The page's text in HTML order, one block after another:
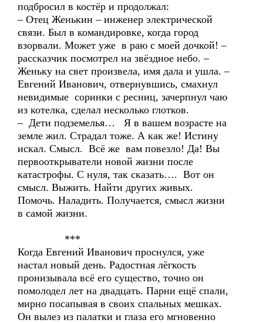
подбросил в костёр и продолжал:
– Отец Женькин – инженер электрической
связи. Был в командировке, когда город
взорвали. Может уже в раю с моей дочкой! –
рассказчик посмотрел на звёздное небо. –
Женьку на свет произвела, имя дала и ушла. –
Евгений Иванович, отвернувшись, смахнул
невидимые соринки с ресниц, зачерпнул чаю
из котелка, сделал несколько глотков.
– Дети подземелья… Я в вашем возрасте на
земле жил. Страдал тоже. А как же! Истину
искал. Смысл. Всё же вам повезло! Да! Вы
первооткрыватели новой жизни после
катастрофы. С нуля, так сказать…. Вот он
смысл. Выжить. Найти других живых.
Помочь. Наладить. Получается, смысл жизни
в самой жизни.
***
Когда Евгений Иванович проснулся, уже
настал новый день. Радостная лёгкость
пронизывала всё его существо, точно он
помолодел лет на двадцать. Парни ещё спали,
мирно посапывая в своих спальных мешках.
Он вылез из палатки и глаза его мгновенно